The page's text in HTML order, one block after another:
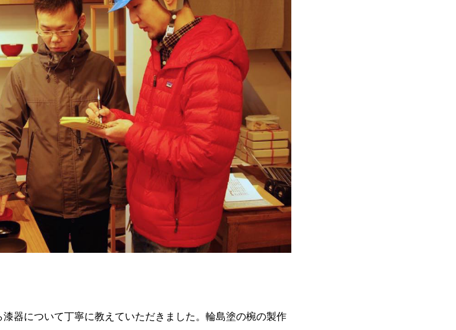
器について丁寧に教えていただきました。輪島塗の椀の製作